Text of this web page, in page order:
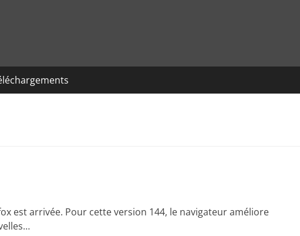
est arrivée. Pour cette version 144, le navigateur améliore